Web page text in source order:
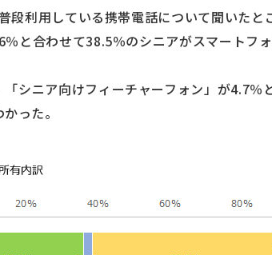
利用している携帯電話について聞いたと
と合わせて38.5％のシニアがスマートフ
シニア向けフィーチャーフォン」が4.7％
った。